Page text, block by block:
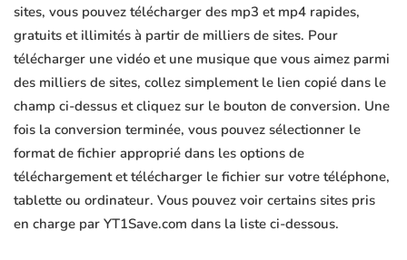
sites, vous pouvez télécharger des mp3 et mp4 rapides,
gratuits et illimités à partir de milliers de sites. Pour
télécharger une vidéo et une musique que vous aimez parmi
des milliers de sites, collez simplement le lien copié dans le
champ ci-dessus et cliquez sur le bouton de conversion. Une
fois la conversion terminée, vous pouvez sélectionner le
format de fichier approprié dans les options de
téléchargement et télécharger le fichier sur votre téléphone,
tablette ou ordinateur. Vous pouvez voir certains sites pris
en charge par YT1Save.com dans la liste ci-dessous.